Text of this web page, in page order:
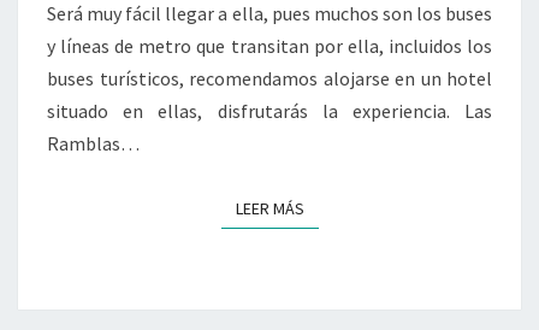
Será muy fácil llegar a ella, pues muchos son los buses
y líneas de metro que transitan por ella, incluidos los
buses turísticos, recomendamos alojarse en un hotel
situado en ellas, disfrutarás la experiencia. Las
Ramblas…
LEER MÁSLEER MÁS